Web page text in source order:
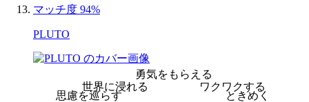
マッチ度 94%
PLUTO
勇気をもらえる
ワクワクする
ときめく
思慮を巡らす
世界に浸れる